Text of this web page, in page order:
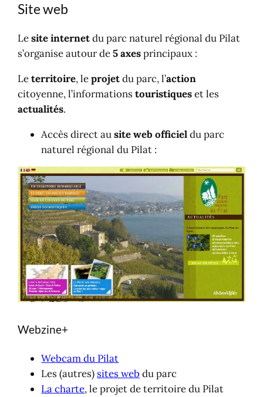
Site web
Lesite internetdu parc naturel régional du Pilat
s’organise autour de5 axesprincipaux :
Leterritoire, leprojetdu parc, l’action
citoyenne, l’informationstouristiqueset les
actualités.
Accès direct ausite web officieldu parc
naturel régional du Pilat :
Webzine+
Webcam du Pilat
Les (autres) sites web du parc
La charte, le projet de territoire du Pilat